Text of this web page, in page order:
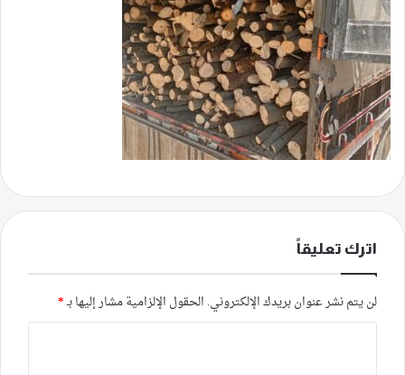
اترك تعليقاً
لن يتم نشر عنوان بريدك الإلكتروني. الحقول الإلزامية مشار إليها بـ*